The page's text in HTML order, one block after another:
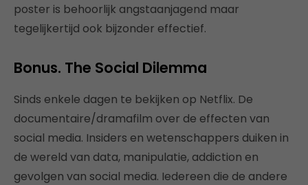
poster is behoorlijk angstaanjagend maar
tegelijkertijd ook bijzonder effectief.
Bonus. The Social Dilemma
Sinds enkele dagen te bekijken op Netflix. De
documentaire/dramafilm over de effecten van
social media. Insiders en wetenschappers duiken in
de wereld van data, manipulatie, addiction en
gevolgen van social media. Iedereen die de andere